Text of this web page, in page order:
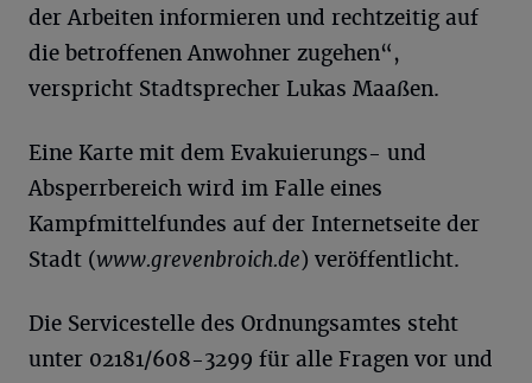
der Arbeiten informieren und rechtzeitig auf
die betroffenen Anwohner zugehen“,
verspricht Stadtsprecher Lukas Maaßen.
Eine Karte mit dem Evakuierungs- und
Absperrbereich wird im Falle eines
Kampfmittelfundes auf der Internetseite der
Stadt (www.grevenbroich.de) veröffentlicht.
Die Servicestelle des Ordnungsamtes steht
unter 02181/608-3299 für alle Fragen vor und